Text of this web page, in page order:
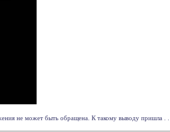
не может быть обращена. К такому выводу пришла . . .